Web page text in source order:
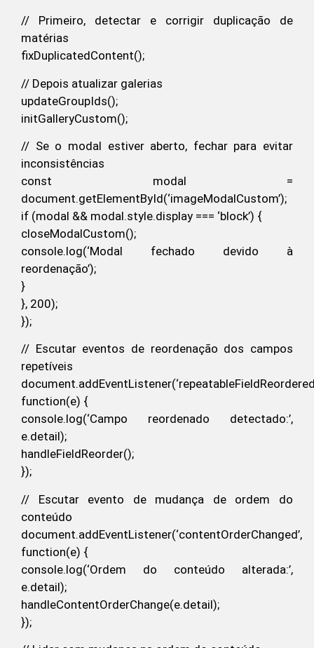
// Primeiro, detectar e corrigir duplicação de
matérias
fixDuplicatedContent();
// Depois atualizar galerias
updateGroupIds();
initGalleryCustom();
// Se o modal estiver aberto, fechar para evitar
inconsistências
const modal =
document.getElementById(‘imageModalCustom’);
if (modal && modal.style.display === ‘block’) {
closeModalCustom();
console.log(‘Modal fechado devido à
reordenação’);
}
}, 200);
});
// Escutar eventos de reordenação dos campos
repetíveis
function(e) {
console.log(‘Campo reordenado detectado:’,
e.detail);
handleFieldReorder();
});
// Escutar evento de mudança de ordem do
conteúdo
document.addEventListener(‘contentOrderChanged’,
function(e) {
console.log(‘Ordem do conteúdo alterada:’,
e.detail);
handleContentOrderChange(e.detail);
});